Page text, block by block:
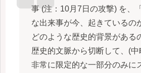
事 (注：10月7日の攻撃) を、
な出来事が今、起きているの
どのような歴史的背景がある
歴史的文脈から切断して、(中
非常に限定的な一部分のみに